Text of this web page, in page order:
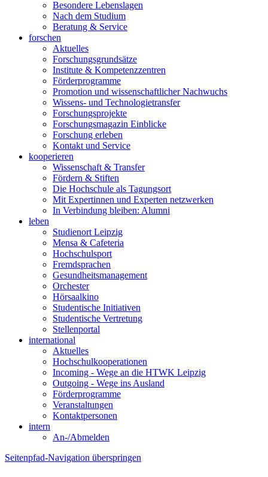
Besondere Lebenslagen
Nach dem Studium
Beratung & Service
forschen
Aktuelles
Forschungsgrundsätze
Institute & Kompetenzzentren
Förderprogramme
Promotion und wissenschaftlicher Nachwuchs
Wissens- und Technologietransfer
Forschungsprojekte
Forschungsmagazin Einblicke
Forschung erleben
Kontakt und Service
kooperieren
Wissenschaft & Transfer
Fördern & Stiften
Die Hochschule als Tagungsort
Mit Expertinnen und Experten netzwerken
In Verbindung bleiben: Alumni
leben
Studienort Leipzig
Mensa & Cafeteria
Hochschulsport
Fremdsprachen
Gesundheitsmanagement
Orchester
Hörsaalkino
Studentische Initiativen
Studentische Vertretung
Stellenportal
international
Aktuelles
Hochschulkooperationen
Incoming - Wege an die HTWK Leipzig
Outgoing - Wege ins Ausland
Förderprogramme
Veranstaltungen
Kontaktpersonen
intern
An-/Abmelden
Seitenpfad-Navigation überspringen